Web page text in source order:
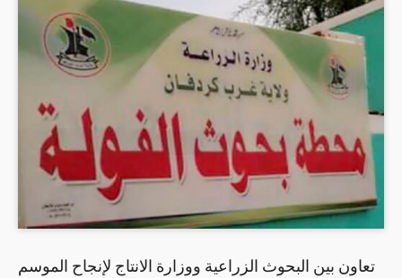
تعاون بين البحوث الزراعية ووزارة الانتاج لإنجاح الموسم